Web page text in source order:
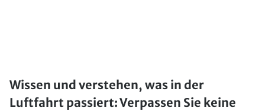
Wissen und verstehen, was in der
Luftfahrt passiert: Verpassen Sie keine